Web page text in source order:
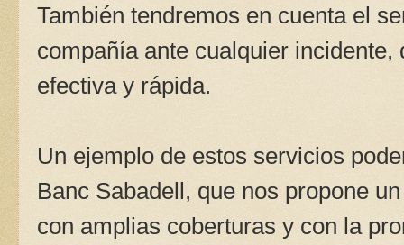
También tendremos en cuenta el
compañía ante cualquier
efectiva y rápida.
Un ejemplo de estos servicios
Banc Sabadell, que nos propone
con amplias coberturas y con la